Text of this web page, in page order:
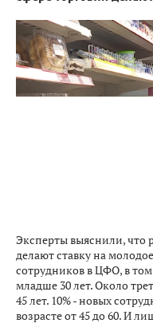
Эксперты выяснили, что
делают ставку на
сотрудников в ЦФО, в
младше 30 лет. Около
45 лет. 10% - новых
возрасте от 45 до 60. И